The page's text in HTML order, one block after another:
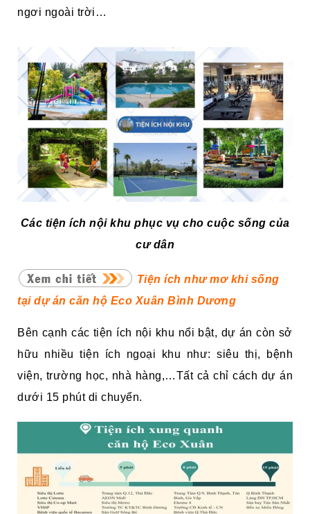
ngơi ngoài trời…
Các tiện ích nội khu phục vụ cho cuộc sống của
cư dân
Tiện ích như mơ khi sống
tại dự án căn hộ Eco Xuân Bình Dương
Bên cạnh các tiện ích nội khu nổi bật, dự án còn sở
hữu nhiều tiện ích ngoại khu như: siêu thị, bệnh
viện, trường học, nhà hàng,…Tất cả chỉ cách dự án
dưới 15 phút di chuyển.